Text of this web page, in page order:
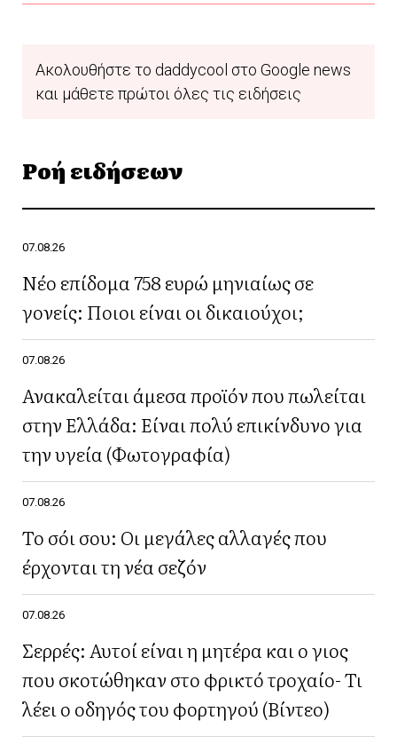
Ακολουθήστε το daddycool στο Google news
και μάθετε πρώτοι όλες τις ειδήσεις
Ροή ειδήσεων
07.08.26
Νέο επίδομα 758 ευρώ μηνιαίως σε
γονείς: Ποιοι είναι οι δικαιούχοι;
07.08.26
Ανακαλείται άμεσα προϊόν που πωλείται
στην Ελλάδα: Είναι πολύ επικίνδυνο για
την υγεία (Φωτογραφία)
07.08.26
Το σόι σου: Οι μεγάλες αλλαγές που
έρχονται τη νέα σεζόν
07.08.26
Σερρές: Αυτοί είναι η μητέρα και ο γιος
που σκοτώθηκαν στο φρικτό τροχαίο- Τι
λέει ο οδηγός του φορτηγού (Βίντεο)